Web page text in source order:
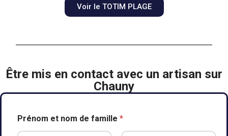
Voir le TOTIM PLAGE
Être mis en contact avec un artisan sur
Chauny
Prénom et nom de famille *